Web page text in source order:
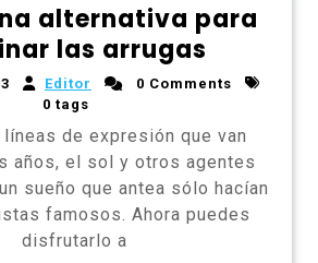
alternativa para
las arrugas
Editor
0 Comments
0 tags
de expresión que van
años, el sol y otros agentes
sueño que antea sólo hacían
famosos. Ahora puedes
disfrutarlo a